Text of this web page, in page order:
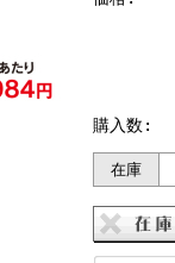
購入数:
在庫